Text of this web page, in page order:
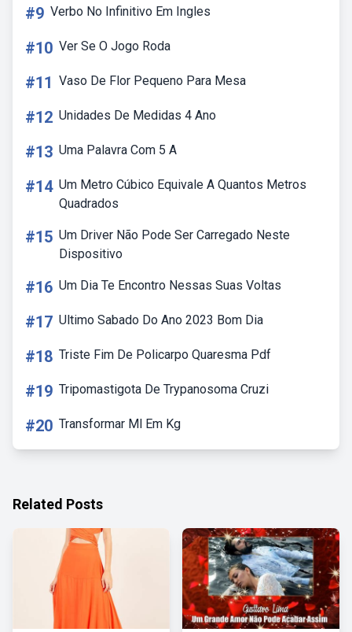
#9 Verbo No Infinitivo Em Ingles
#10 Ver Se O Jogo Roda
#11 Vaso De Flor Pequeno Para Mesa
#12 Unidades De Medidas 4 Ano
#13 Uma Palavra Com 5 A
#14 Um Metro Cúbico Equivale A Quantos Metros
Quadrados
#15 Um Driver Não Pode Ser Carregado Neste
Dispositivo
#16 Um Dia Te Encontro Nessas Suas Voltas
#17 Ultimo Sabado Do Ano 2023 Bom Dia
#18 Triste Fim De Policarpo Quaresma Pdf
#19 Tripomastigota De Trypanosoma Cruzi
#20 Transformar Ml Em Kg
Related Posts